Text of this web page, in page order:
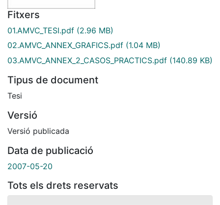
Fitxers
01.AMVC_TESI.pdf (2.96 MB)
02.AMVC_ANNEX_GRAFICS.pdf (1.04 MB)
03.AMVC_ANNEX_2_CASOS_PRACTICS.pdf (140.89 KB)
Tipus de document
Tesi
Versió
Versió publicada
Data de publicació
2007-05-20
Tots els drets reservats